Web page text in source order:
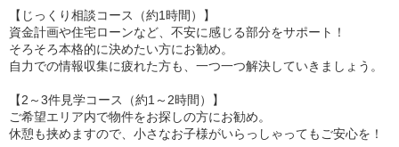
【じっくり相談コース（約1時間）】
資金計画や住宅ローンなど、不安に感じる部分をサポート！
そろそろ本格的に決めたい方にお勧め。
自力での情報収集に疲れた方も、一つ一つ解決していきましょう。
【2～3件見学コース（約1～2時間）】
ご希望エリア内で物件をお探しの方にお勧め。
休憩も挟めますので、小さなお子様がいらっしゃってもご安心を！